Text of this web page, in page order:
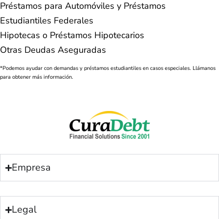
Préstamos para Automóviles y Préstamos
Estudiantiles Federales
Hipotecas o Préstamos Hipotecarios
Otras Deudas Aseguradas
*Podemos ayudar con demandas y préstamos estudiantiles en casos especiales. Llámanos
para obtener más información.
Empresa
Legal